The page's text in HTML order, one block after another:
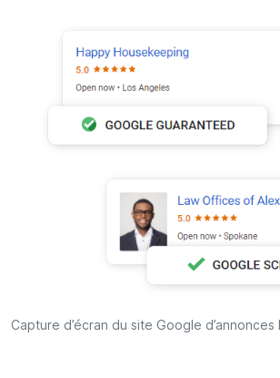
Capture d’écran du site Google